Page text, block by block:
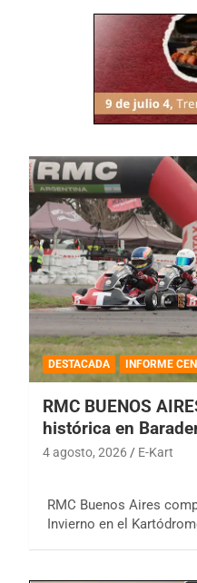
DESTACADA INFORME
RMC BUENOS
histórica en
4 agosto, 2026 E-Kart
RMC Buenos Aires
Invierno en el